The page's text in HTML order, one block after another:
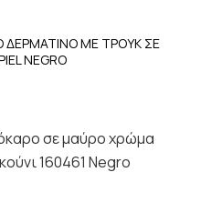
ΔΕΡΜΑΤΙΝΟ ΜΕ ΤΡΟΥΚ ΣΕ
NEGRO